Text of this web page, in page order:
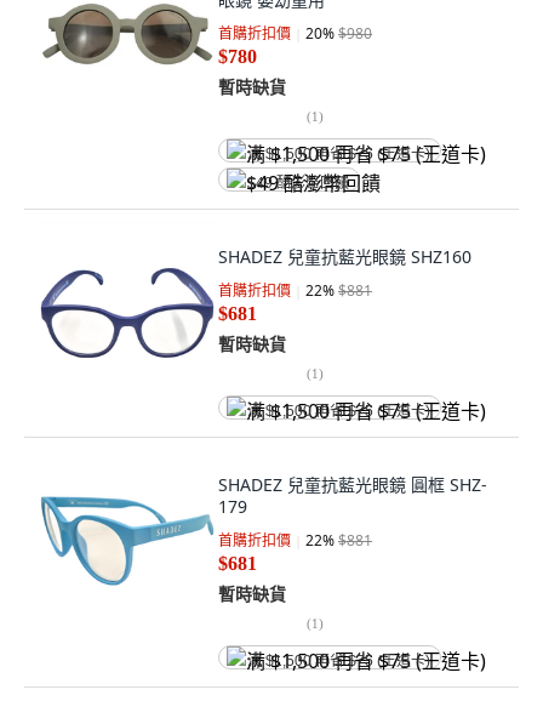
首購折扣價 20%$980
$780
暫時缺貨
(1)
满 $1,500 再省 $75 (王道卡)
$49 酷澎幣回饋
SHADEZ 兒童抗藍光眼鏡 SHZ160
首購折扣價 22%$881
$681
暫時缺貨
(1)
满 $1,500 再省 $75 (王道卡)
SHADEZ 兒童抗藍光眼鏡 圓框 SHZ-
179
首購折扣價 22%$881
$681
暫時缺貨
(1)
满 $1,500 再省 $75 (王道卡)